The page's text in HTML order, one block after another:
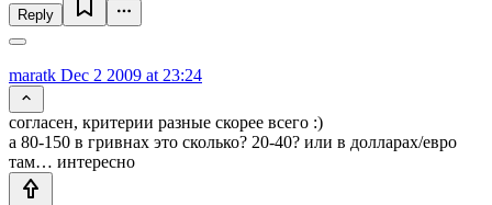
Reply
maratk Dec 2 2009 at 23:24
согласен, критерии разные скорее всего :)
а 80-150 в гривнах это сколько? 20-40? или в долларах/евро
там… интересно